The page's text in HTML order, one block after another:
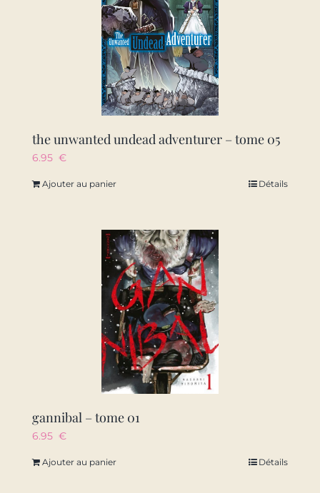
the unwanted undead adventurer – tome 05
6.95 €
Ajouter au panier Détails
gannibal – tome 01
6.95 €
Ajouter au panier Détails